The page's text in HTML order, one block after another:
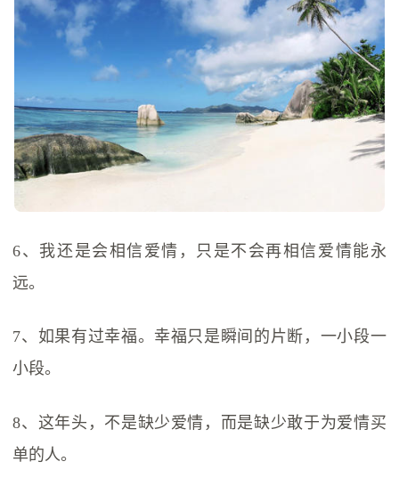
6、我还是会相信爱情，只是不会再相信爱情能永
远。
7、如果有过幸福。幸福只是瞬间的片断，一小段一
小段。
8、这年头，不是缺少爱情，而是缺少敢于为爱情买
单的人。